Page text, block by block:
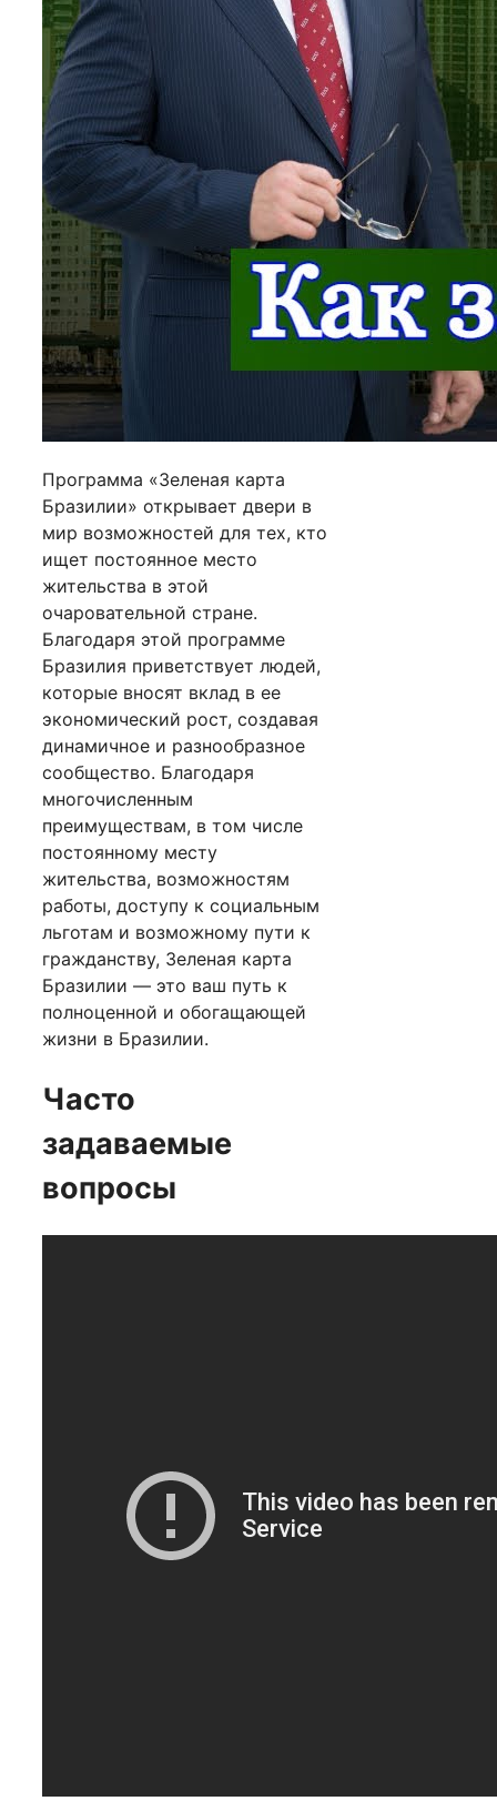
Программа «Зеленая карта
Бразилии» открывает двери в
мир возможностей для тех, кто
ищет постоянное место
жительства в этой
очаровательной стране.
Благодаря этой программе
Бразилия приветствует людей,
которые вносят вклад в ее
экономический рост, создавая
динамичное и разнообразное
сообщество. Благодаря
многочисленным
преимуществам, в том числе
постоянному месту
жительства, возможностям
работы, доступу к социальным
льготам и возможному пути к
гражданству, Зеленая карта
Бразилии — это ваш путь к
полноценной и обогащающей
жизни в Бразилии.
Часто
задаваемые
вопросы